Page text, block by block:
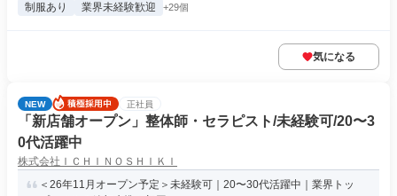
制服あり 業界未経験歓迎 +29個
気になる
NEW 正社員
「新店舗オープン」整体師・セラピスト/未経験可/20〜3
0代活躍中
株式会社ＩＣＨＩＮＯＳＨＩＫＩ
＜26年11月オープン予定＞未経験可｜20〜30代活躍中｜業界トッ